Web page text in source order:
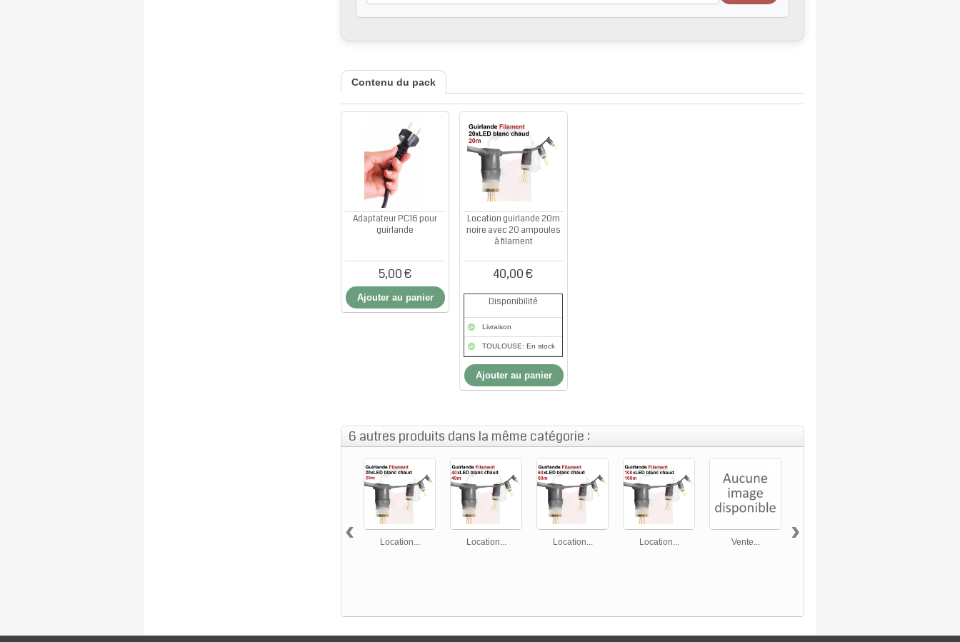
Contenu du pack
Adaptateur PC16 pour
guirlande
5,00 €
Ajouter au panier
Location guirlande 20m
noire avec 20 ampoules
à filament
40,00 €
Disponibilité
Livraison
TOULOUSE: En stock
Ajouter au panier
6 autres produits dans la même catégorie :
Location... Location... Location... Location... Vente...
‹ ›